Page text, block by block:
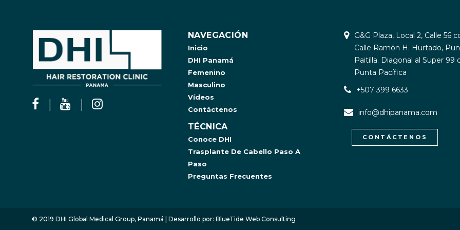
NAVEGACIÓN
Inicio
DHI Panamá
Femenino
Masculino
Vídeos
Contáctenos
TÉCNICA
Conoce DHI
Trasplante De Cabello Paso A
Paso
Preguntas Frecuentes
G&G Plaza, Local 2, Calle 56
Calle Ramón H. Hurtado,
Paitilla. Diagonal al Super 99
Punta Pacífica
+507 399 6633
info@dhipanama.com
CONTÁCTENOS
© 2019 DHI Global Medical Group, Panamá | Desarrollo por: BlueTide Web Consulting